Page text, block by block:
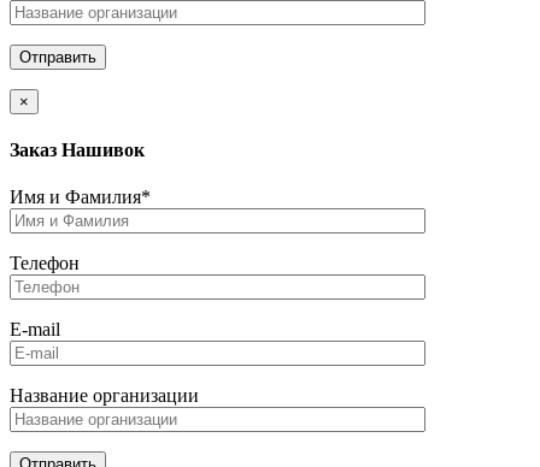
×
Заказ Нашивок
Имя и Фамилия*
Телефон
E-mail
Название организации